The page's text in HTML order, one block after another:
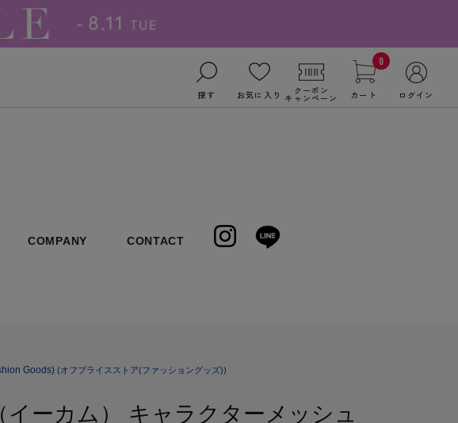
探す お気に入り クーポン
キャンペーン
0
カート ログイン
COMPANY CONTACT
Goods) (オフプライスストア(ファッショングッズ))
イーカム） キャラクターメッシュ